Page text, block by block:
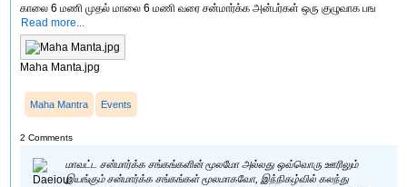
காலை 6 மணி முதல் மாலை 6 மணி வரை சன்மார்க்க அன்பர்கள் ஒரு குழுவாக பங
Read more...
Maha Manta.jpg
Maha Mantra Events
2 Comments
மாவட்ட சன்மார்க்க சங்கங்களின் மூலமோ அல்லது ஒவ்வொரு ஊரிலும்
இயங்கும் சன்மார்க்க சங்கங்கள் மூலமாகவோ, இந்நிகழ்வில் கலந்து